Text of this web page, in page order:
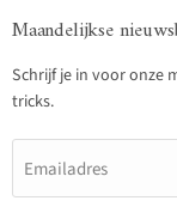
Maandelijkse
Schrijf je in voor onze
tricks.
Emailadres